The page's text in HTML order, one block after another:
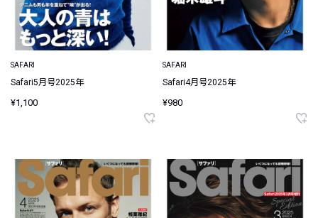
SAFARI
Safari5月号2025年
¥1,100
SAFARI
Safari4月号2025年
¥980